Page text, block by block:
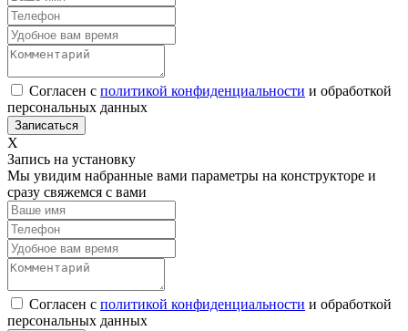
Согласен с политикой конфиденциальности и обработкой
персональных данных
Х
Запись на установку
Мы увидим набранные вами параметры на конструкторе и
сразу свяжемся с вами
Согласен с политикой конфиденциальности и обработкой
персональных данных